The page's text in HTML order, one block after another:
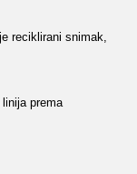
reciklirani snimak,
prema